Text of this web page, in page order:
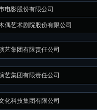
电影股份有限公司
偶艺术剧院股份有限公司
艺集团有限责任公司
艺集团有限责任公司
化科技集团有限公司